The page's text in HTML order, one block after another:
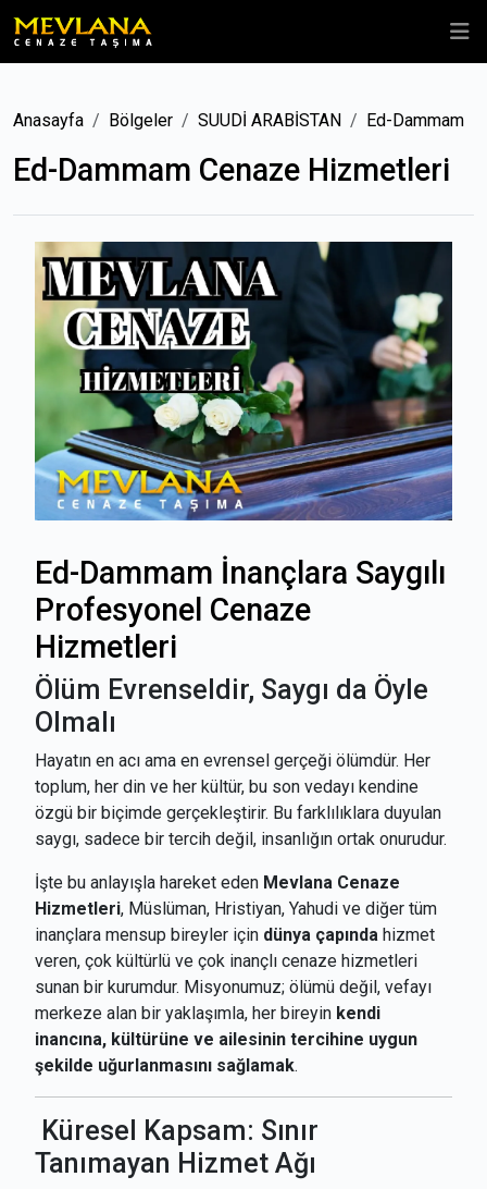
Anasayfa Bölgeler SUUDİ ARABİSTAN Ed-Dammam
Ed-Dammam Cenaze Hizmetleri
Ed-Dammam İnançlara Saygılı
Profesyonel Cenaze
Hizmetleri
Ölüm Evrenseldir, Saygı da Öyle
Olmalı
Hayatın en acı ama en evrensel gerçeği ölümdür. Her
toplum, her din ve her kültür, bu son vedayı kendine
özgü bir biçimde gerçekleştirir. Bu farklılıklara duyulan
saygı, sadece bir tercih değil, insanlığın ortak onurudur.
İşte bu anlayışla hareket eden Mevlana Cenaze
Hizmetleri, Müslüman, Hristiyan, Yahudi ve diğer tüm
inançlara mensup bireyler için dünya çapında hizmet
veren, çok kültürlü ve çok inançlı cenaze hizmetleri
sunan bir kurumdur. Misyonumuz; ölümü değil, vefayı
merkeze alan bir yaklaşımla, her bireyin kendi
inancına, kültürüne ve ailesinin tercihine uygun
şekilde uğurlanmasını sağlamak.
Küresel Kapsam: Sınır
Tanımayan Hizmet Ağı